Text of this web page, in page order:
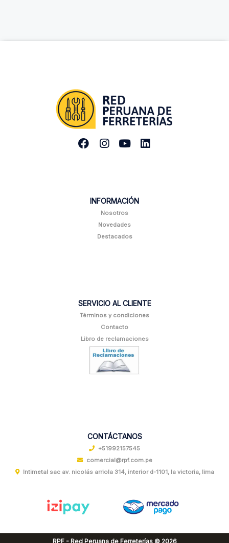
INFORMACIÓN
Nosotros
Novedades
Destacados
SERVICIO AL CLIENTE
Términos y condiciones
Contacto
Libro de reclamaciones
CONTÁCTANOS
+51992157545
comercial@rpf.com.pe
Intimetal sac av. nicolás arriola 314, interior d-1101, la victoria, lima
RPF - Red Peruana de Ferreterías © 2026